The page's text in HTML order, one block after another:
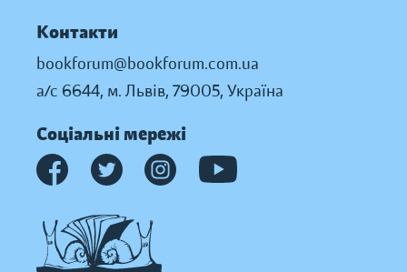
Контакти
bookforum@bookforum.com.ua
а/с 6644, м. Львів, 79005, Україна
Соціальні мережі